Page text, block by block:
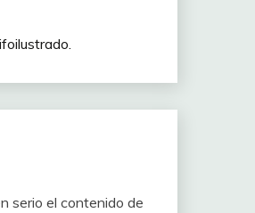
serio el contenido de